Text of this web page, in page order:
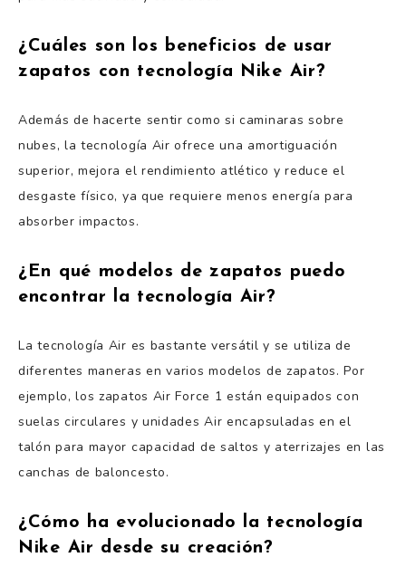
¿Cuáles son los beneficios de usar
zapatos con tecnología Nike Air?
Además de hacerte sentir como si caminaras sobre
nubes, la tecnología Air ofrece una amortiguación
superior, mejora el rendimiento atlético y reduce el
desgaste físico, ya que requiere menos energía para
absorber impactos.
¿En qué modelos de zapatos puedo
encontrar la tecnología Air?
La tecnología Air es bastante versátil y se utiliza de
diferentes maneras en varios modelos de zapatos. Por
ejemplo, los zapatos Air Force 1 están equipados con
suelas circulares y unidades Air encapsuladas en el
talón para mayor capacidad de saltos y aterrizajes en las
canchas de baloncesto.
¿Cómo ha evolucionado la tecnología
Nike Air desde su creación?